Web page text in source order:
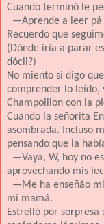
Cuando terminó le
—Aprende a leer pá
Recuerdo que
(Dónde iría a parar
dócil?)
No miento si digo
comprender lo leído,
Champollion con la
Cuando la señorita
asombrada. Incluso
pensando que la
—Vaya, W, hoy no
aprovechando mis
—Me ha enseñáo
mi mamá.
Estrelló por sorpresa